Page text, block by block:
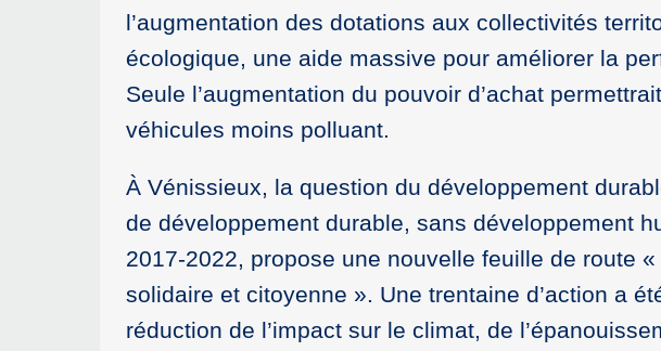
l’augmentation des dotations aux collectivités
écologique, une aide massive pour améliorer la
Seule l’augmentation du pouvoir d’achat
véhicules moins polluant.
À Vénissieux, la question du développement
de développement durable, sans développement
2017-2022, propose une nouvelle feuille de route
solidaire et citoyenne ». Une trentaine d’action a
réduction de l’impact sur le climat, de